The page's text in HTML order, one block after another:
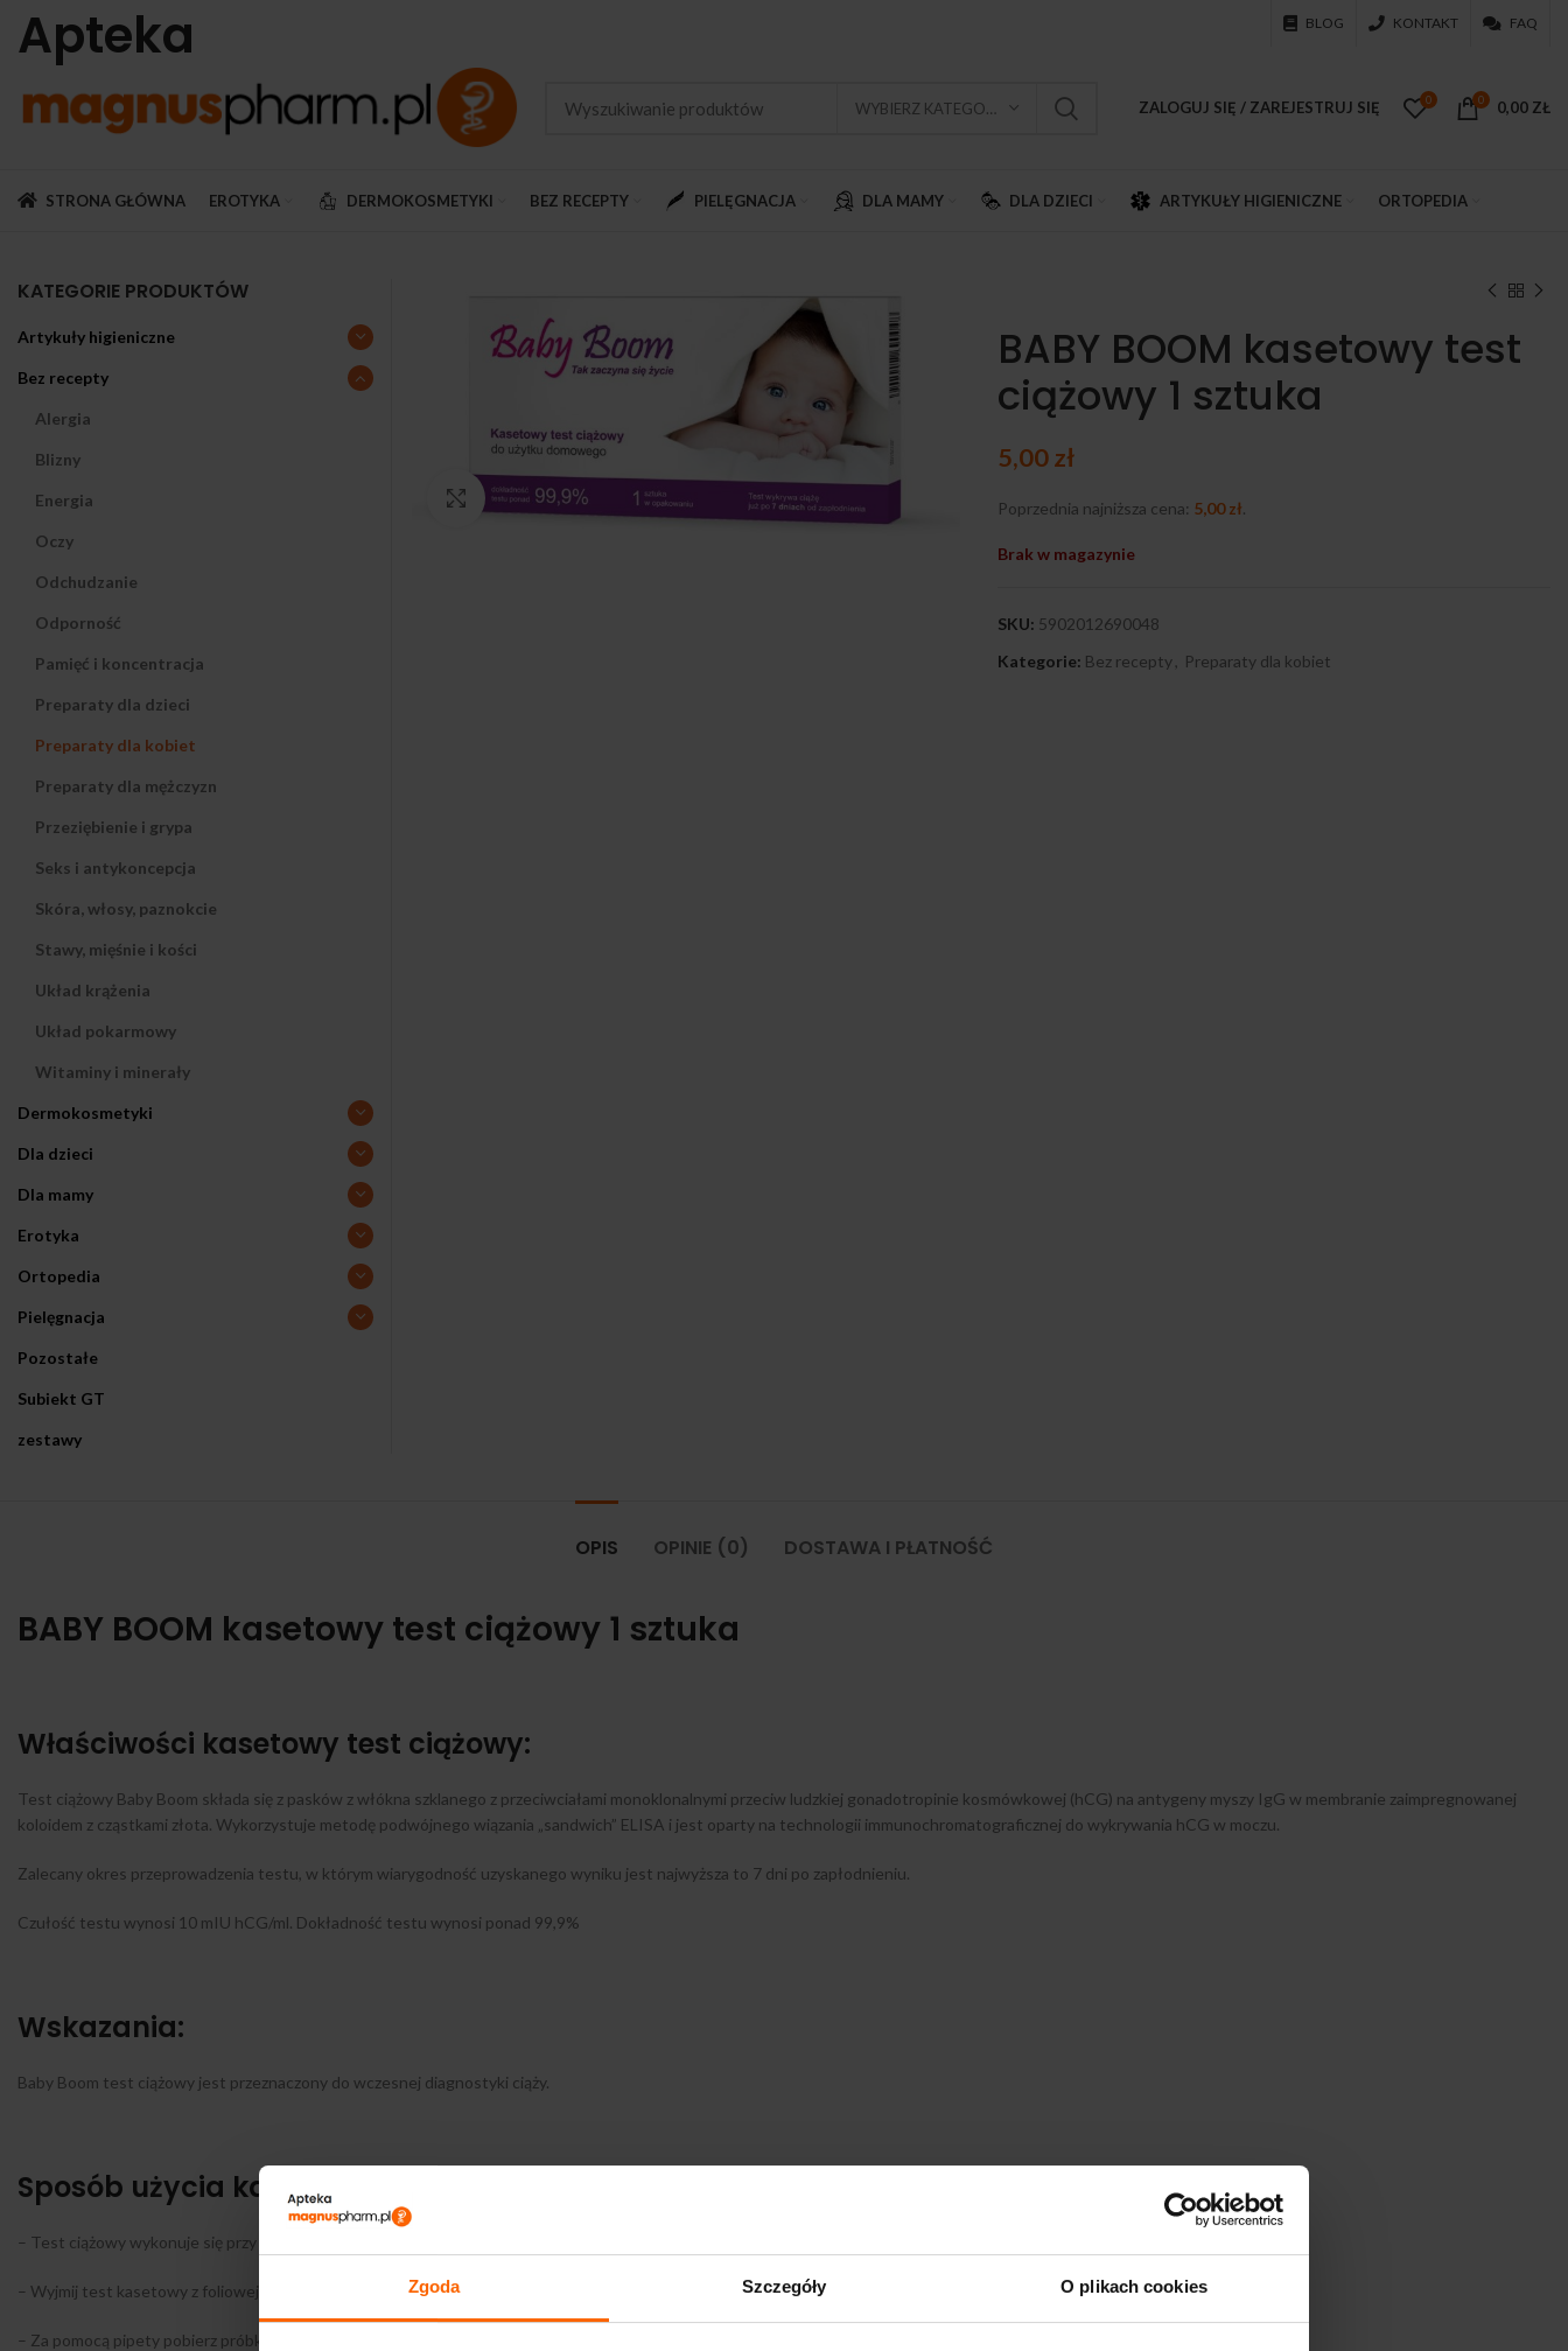
Zgoda Szczegóły O plikach cookies
Apteka BLOG KONTAKT FAQ
WYBIERZ KATEGORIĘ ZALOGUJ SIĘ / ZAREJESTRUJ SIĘ 0 0 0,00 ZŁ
STRONA GŁÓWNA EROTYKA DERMOKOSMETYKI BEZ RECEPTY PIELĘGNACJA DLA MAMY DLA DZIECI ARTYKUŁY HIGIENICZNE ORTOPEDIA
Kliknij, aby powiększyć
BABY BOOM kasetowy test
ciążowy 1 sztuka
5,00zł
Poprzednia najniższa cena: 5,00zł.
Brak w magazynie
SKU: 5902012690048
Kategorie: Bez recepty Preparaty dla kobiet
KATEGORIE PRODUKTÓW
Artykuły higieniczne
Bez recepty
Alergia
Blizny
Energia
Oczy
Odchudzanie
Odporność
Pamięć i koncentracja
Preparaty dla dzieci
Preparaty dla kobiet
Preparaty dla mężczyzn
Przeziębienie i grypa
Seks i antykoncepcja
Skóra, włosy, paznokcie
Stawy, mięśnie i kości
Układ krążenia
Układ pokarmowy
Witaminy i minerały
Dermokosmetyki
Dla dzieci
Dla mamy
Erotyka
Ortopedia
Pielęgnacja
Pozostałe
Subiekt GT
zestawy
OPIS OPINIE (0) DOSTAWA I PŁATNOŚĆ
BABY BOOM kasetowy test ciążowy 1 sztuka
Właściwości kasetowy test ciążowy:
Test ciążowy Baby Boom składa się z pasków z włókna szklanego z przeciwciałami monoklonalnymi przeciw ludzkiej gonadotropinie kosmówkowej (hCG) na antygeny myszy IgG w membranie zaimpregnowanej
koloidem z cząstkami złota. Wykorzystuje metodę podwójnego wiązania „sandwich” ELISA i jest oparty na technologii immunochromatograficznej do wykrywania hCG w moczu.
Zalecany okres przeprowadzenia testu, w którym wiarygodność uzyskanego wyniku jest najwyższa to 7 dni po zapłodnieniu.
Czułość testu wynosi 10 mIU hCG/ml. Dokładność testu wynosi ponad 99,9%
Wskazania:
Baby Boom test ciążowy jest przeznaczony do wczesnej diagnostyki ciąży.
Sposób użycia kasetowy test ciążowy ultraczuły:
– Test ciążowy wykonuje się przy użyciu próbki czystego moczu.
– Wyjmij test kasetowy z foliowej saszetki.
– Za pomocą pipety pobierz próbkę moczu i umieść kilka kropli w zagłębieniu na kasecie (2-3 krople, ok. 100 μl). Uważaj przy tym, aby nie przepełnić podkładu chłonnego.